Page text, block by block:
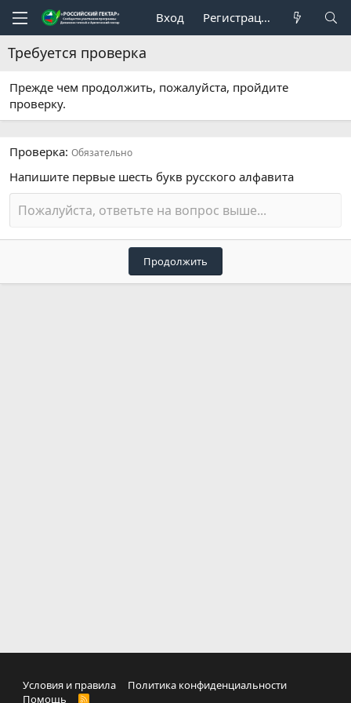
Вход Регистрация
Требуется проверка
Прежде чем продолжить, пожалуйста, пройдите
проверку.
Проверка Обязательно
Напишите первые шесть букв русского алфавита
Продолжить
Условия и правила
Политика конфиденциальности
Помощь
R